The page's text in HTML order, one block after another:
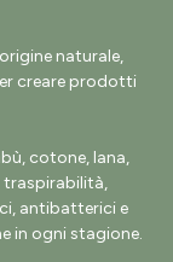
naturale,
creare prodotti
cotone, lana,
traspirabilità,
antibatterici e
in ogni stagione.